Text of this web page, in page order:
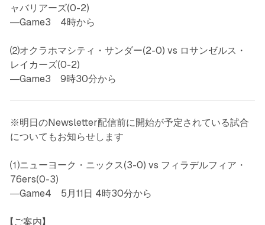
ャバリアーズ(0-2)
―Game3 4時から
⑵オクラホマシティ・サンダー(2-0) vs ロサンゼルス・
レイカーズ(0-2)
―Game3 9時30分から
※明日のNewsletter配信前に開始が予定されている試合
についてもお知らせします
⑴ニューヨーク・ニックス(3-0) vs フィラデルフィア・
76ers(0-3)
―Game4 5月11日 4時30分から
【ご案内】